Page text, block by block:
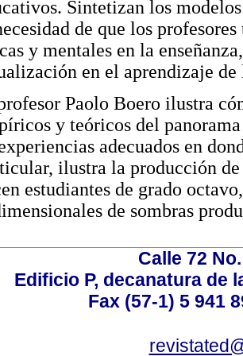
Sintetizan los
de que los
y mentales en la
en el aprendizaje de
Paolo Boero ilustra
y teóricos del
adecuados en
ilustra la producción
estudiantes de grado
de sombras
Calle 72
Edificio P, decanatura de
Fax (57-1) 5 941